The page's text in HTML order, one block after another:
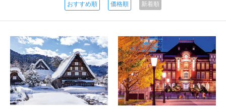
おすすめ順 価格順 新着順